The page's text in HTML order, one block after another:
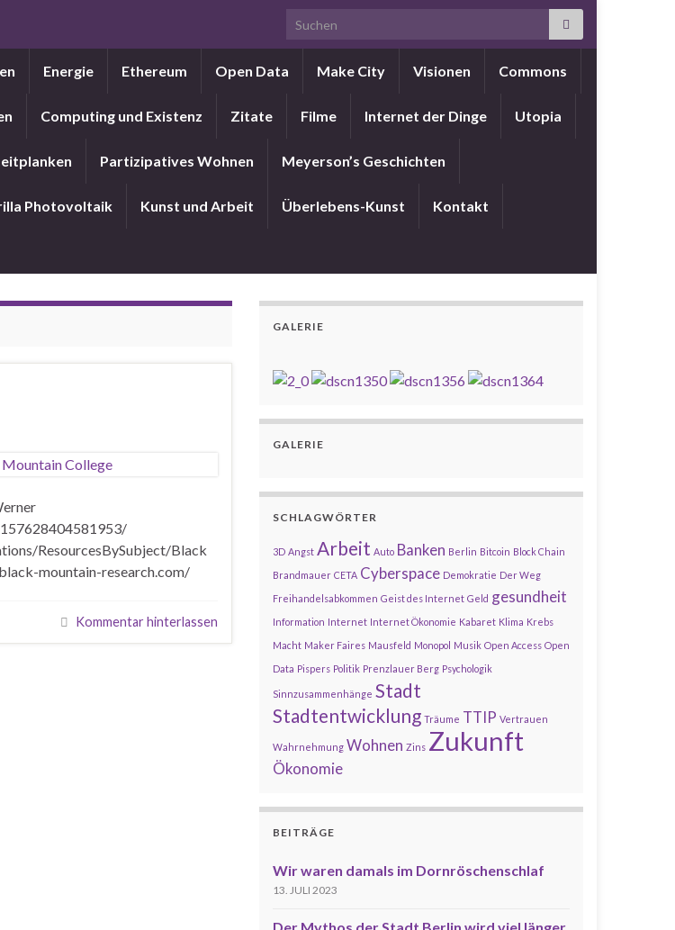
Search for:
Energie Ethereum Open Data Make City Visionen Commons
Computing und Existenz Zitate Filme Internet der Dinge Utopia
Partizipatives Wohnen Meyerson’s Geschichten
Photovoltaik Kunst und Arbeit Überlebens-Kunst Kontakt
ResourcesBySubject/Black
mountain-research.com/
Kommentar hinterlassen
GALERIE
GALERIE
SCHLAGWÖRTER
3D Angst Arbeit Auto Banken Berlin Bitcoin Block Chain
Brandmauer CETA Cyberspace Demokratie Der Weg
Freihandelsabkommen Geist des Internet Geld gesundheit
Information Internet Internet Ökonomie Kabaret Klima Krebs
Macht Maker Faires Mausfeld Monopol Musik Open Access Open
Data Pispers Politik Prenzlauer Berg Psychologik
Sinnzusammenhänge Stadt
Stadtentwicklung Träume TTIP Vertrauen
Wahrnehmung Wohnen Zins Zukunft
Ökonomie
BEITRÄGE
Wir waren damals im Dornröschenschlaf
13. JULI 2023